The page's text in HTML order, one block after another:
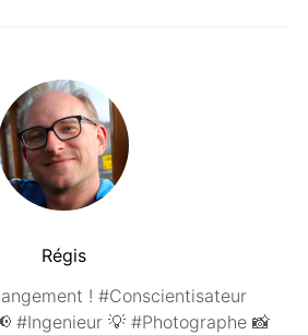
Régis
! #Conscientisateur
#Ingenieur 💡 #Photographe 📸